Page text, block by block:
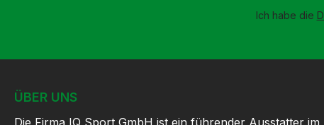
Ich habe die
ÜBER UNS
Die Firma IQ Sport GmbH ist ein führender Ausstatter